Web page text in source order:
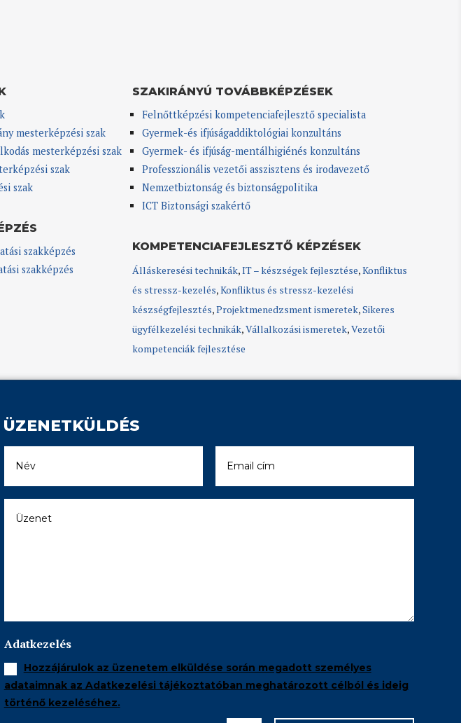
mesterképzési szak
mesterképzési szak
szak
szak
szakképzés
szakképzés
SZAKIRÁNYÚ TOVÁBBKÉPZÉSEK
Felnőttképzési kompetenciafejlesztő specialista
Gyermek-és ifjúságaddiktológiai konzultáns
Gyermek- és ifjúság-mentálhigiénés konzultáns
Professzionális vezetői asszisztens és irodavezető
Nemzetbiztonság és biztonságpolitika
ICT Biztonsági szakértő
KOMPETENCIAFEJLESZTŐ KÉPZÉSEK
Álláskeresési technikák,IT – készségek fejlesztése,Konfliktus
és stressz-kezelés,Konfliktus és stressz-kezelési
készségfejlesztés,Projektmenedzsment ismeretek,Sikeres
ügyfélkezelési technikák,Vállalkozási ismeretek,Vezetői
kompetenciák fejlesztése
ÜZENETKÜLDÉS
Adatkezelés
Hozzájárulok az üzenetem elküldése során megadott személyes
adataimnak az Adatkezelési tájékoztatóban meghatározott célból és ideig
történő kezeléséhez.